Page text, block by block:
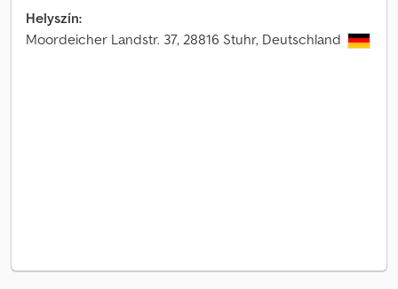
Helyszín:
Moordeicher Landstr. 37, 28816 Stuhr, Deutschland